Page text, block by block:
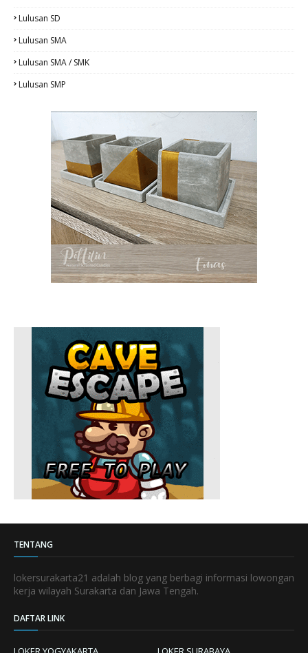
Lulusan SD
Lulusan SMA
Lulusan SMA / SMK
Lulusan SMP
TENTANG
lokersurakarta21 adalah blog yang berbagi informasi lowongan
kerja wilayah Surakarta dan Jawa Tengah.
DAFTAR LINK